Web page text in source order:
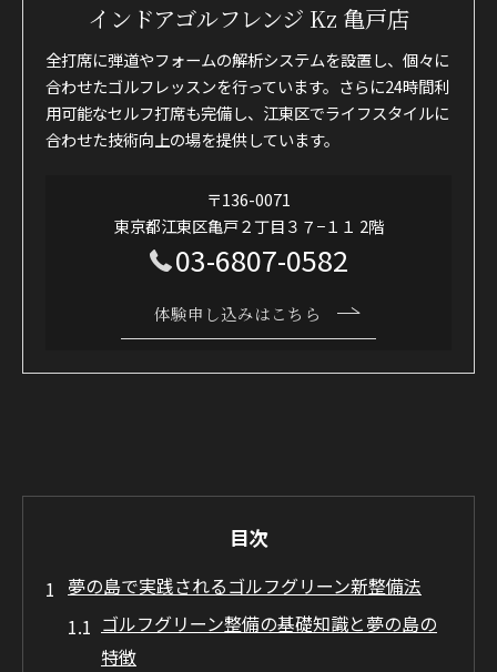
インドアゴルフレンジ Kz 亀戸店
全打席に弾道やフォームの解析システムを設置し、個々に
合わせたゴルフレッスンを行っています。さらに24時間利
用可能なセルフ打席も完備し、江東区でライフスタイルに
合わせた技術向上の場を提供しています。
〒136-0071
東京都江東区亀戸２丁目３７−１１ 2階
03-6807-0582
体験申し込みはこちら
目次
夢の島で実践されるゴルフグリーン新整備法
ゴルフグリーン整備の基礎知識と夢の島の
特徴